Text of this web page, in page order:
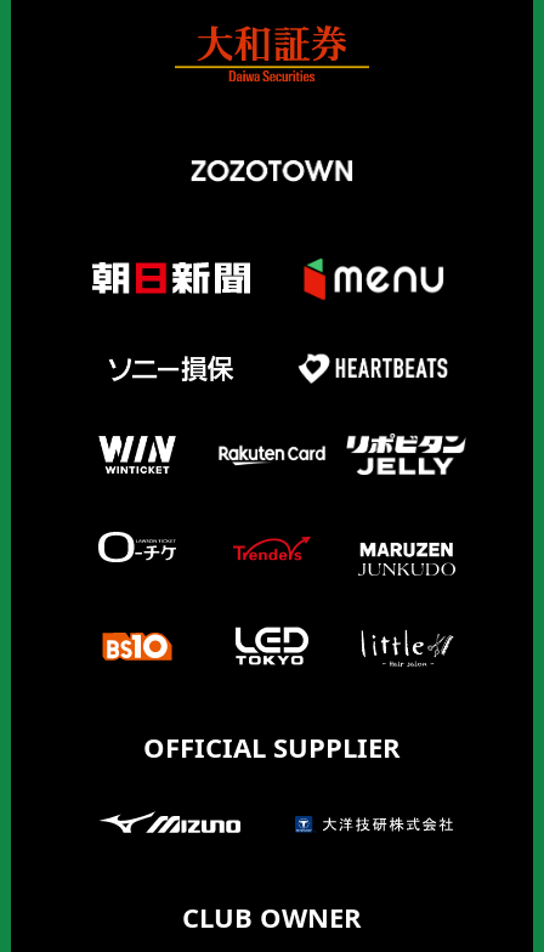
OFFICIAL SUPPLIER
CLUB OWNER